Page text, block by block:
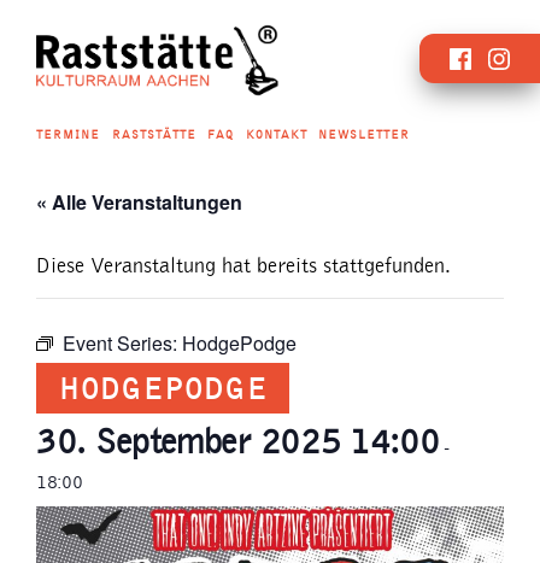
Inhalt
TERMINE RASTSTÄTTE FAQ KONTAKT NEWSLETTER
« Alle Veranstaltungen
Diese Veranstaltung hat bereits stattgefunden.
Event Series: HodgePodge
HODGEPODGE
30. September 2025 14:00 -
18:00